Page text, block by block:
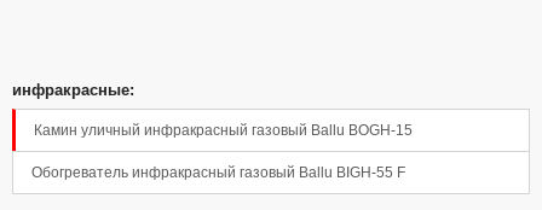
инфракрасные:
Камин уличный инфракрасный газовый Ballu BOGH-15
Обогреватель инфракрасный газовый Ballu BIGH-55 F